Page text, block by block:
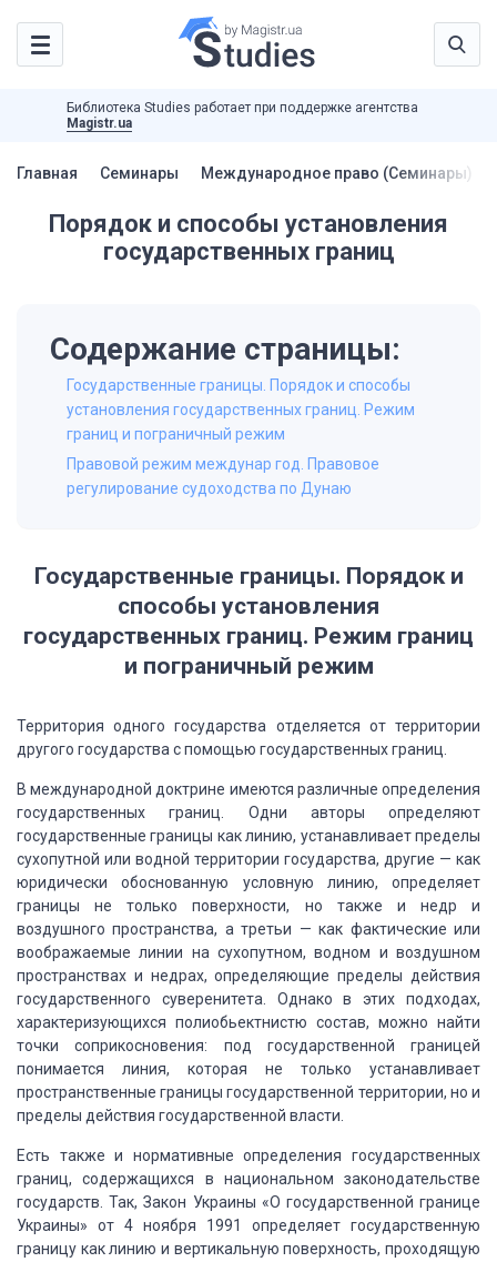
Библиотека Studies работает при поддержке агентства
Magistr.ua
Главная Семинары Международное право (Семинары)
Порядок и способы установления
государственных границ
Содержание страницы:
Государственные границы. Порядок и способы
установления государственных границ. Режим
границ и пограничный режим
Правовой режим междунар год. Правовое
регулирование судоходства по Дунаю
Государственные границы. Порядок и
способы установления
государственных границ. Режим границ
и пограничный режим
Территория одного государства отделяется от территории
другого государства с помощью государственныхграниц.
В международной доктрине имеются различные определения
государственных границ.
Одни авторы определяют
государственные границы как линию, устанавливает пределы
сухопутной или водной территории государства, другие — как
юридически обоснованную условную линию, определяет
границы не только поверхности, но также и недр и
воздушного пространства, а третьи — как фактические или
воображаемые линии на сухопутном, водном и воздушном
пространствах и недрах, определяющие пределы действия
государственного суверенитета.
Однако в этих подходах,
характеризующихся полиобьектнистю состав, можно найти
точки соприкосновения: под государственной границей
понимается линия, которая не только устанавливает
пространственные границы государственной территории, но и
пределы действия государственной власти.
Есть также и нормативные определения государственных
границ, содержащихся в национальном законодательстве
государств. Так, Закон Украины «О государственной границе
Украины» от 4 ноября 1991 определяет государственную
границу как линию и вертикальную поверхность, проходящую